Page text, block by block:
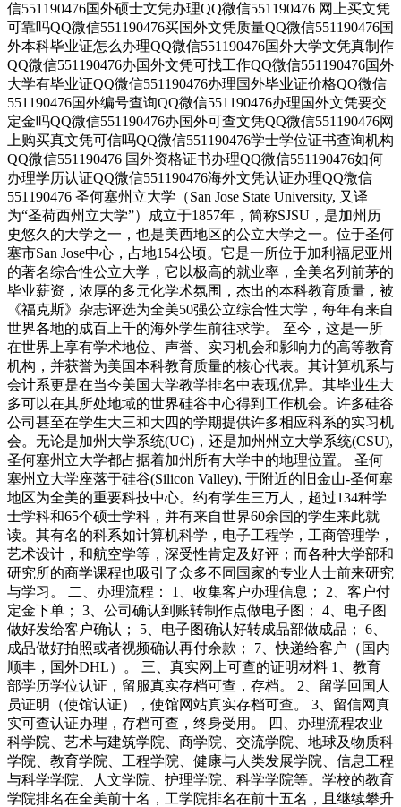
信551190476国外硕士文凭办理QQ微信551190476 网上买文凭
可靠吗QQ微信551190476买国外文凭质量QQ微信551190476国
外本科毕业证怎么办理QQ微信551190476国外大学文凭真制作
QQ微信551190476办国外文凭可找工作QQ微信551190476国外
大学有毕业证QQ微信551190476办理国外毕业证价格QQ微信
551190476国外编号查询QQ微信551190476办理国外文凭要交
定金吗QQ微信551190476办国外可查文凭QQ微信551190476网
上购买真文凭可信吗QQ微信551190476学士学位证书查询机构
QQ微信551190476 国外资格证书办理QQ微信551190476如何
办理学历认证QQ微信551190476海外文凭认证办理QQ微信
551190476 圣何塞州立大学（San Jose State University, 又译
为“圣荷西州立大学”）成立于1857年，简称SJSU，是加州历
史悠久的大学之一，也是美西地区的公立大学之一。位于圣何
塞市San Jose中心，占地154公顷。它是一所位于加利福尼亚州
的著名综合性公立大学，它以极高的就业率，全美名列前茅的
毕业薪资，浓厚的多元化学术氛围，杰出的本科教育质量，被
《福克斯》杂志评选为全美50强公立综合性大学，每年有来自
世界各地的成百上千的海外学生前往求学。 至今，这是一所
在世界上享有学术地位、声誉、实习机会和影响力的高等教育
机构，并获誉为美国本科教育质量的核心代表。其计算机系与
会计系更是在当今美国大学教学排名中表现优异。其毕业生大
多可以在其所处地域的世界硅谷中心得到工作机会。许多硅谷
公司甚至在学生大三和大四的学期提供许多相应科系的实习机
会。无论是加州大学系统(UC)，还是加州州立大学系统(CSU),
圣何塞州立大学都占据着加州所有大学中的地理位置。 圣何
塞州立大学座落于硅谷(Silicon Valley), 于附近的旧金山-圣何塞
地区为全美的重要科技中心。约有学生三万人，超过134种学
士学科和65个硕士学科，并有来自世界60余国的学生来此就
读。其有名的科系如计算机科学，电子工程学，工商管理学，
艺术设计，和航空学等，深受性肯定及好评；而各种大学部和
研究所的商学课程也吸引了众多不同国家的专业人士前来研究
与学习。 二、办理流程： 1、收集客户办理信息； 2、客户付
定金下单； 3、公司确认到账转制作点做电子图； 4、电子图
做好发给客户确认； 5、电子图确认好转成品部做成品； 6、
成品做好拍照或者视频确认再付余款； 7、快递给客户（国内
顺丰，国外DHL）。 三、真实网上可查的证明材料 1、教育
部学历学位认证，留服真实存档可查，存档。 2、留学回国人
员证明（使馆认证），使馆网站真实存档可查。 3、留信网真
实可查认证办理，存档可查，终身受用。 四、办理流程农业
科学院、艺术与建筑学院、商学院、交流学院、地球及物质科
学院、教育学院、工程学院、健康与人类发展学院、信息工程
与科学学院、人文学院、护理学院、科学学院等。学校的教育
学院排名在全美前十名，工学院排名在前十五名，且继续攀升